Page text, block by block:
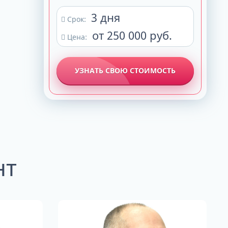
Срок: 3 дня
Цена: от 250 000 руб.
УЗНАТЬ СВОЮ СТОИМОСТЬ